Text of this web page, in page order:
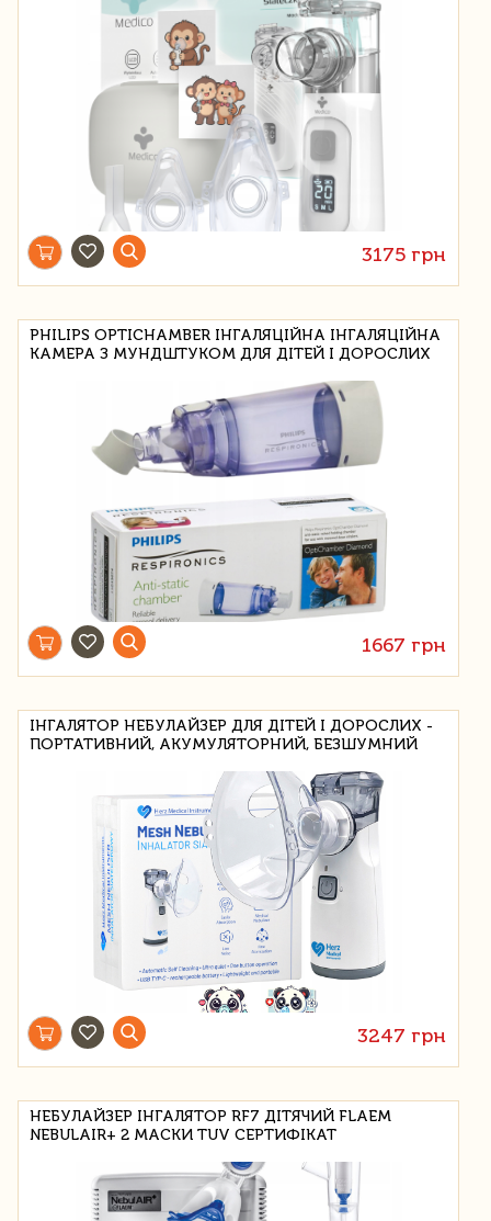
3175 грн
PHILIPS OPTICHAMBER ІНГАЛЯЦІЙНА ІНГАЛЯЦІЙНА
КАМЕРА З МУНДШТУКОМ ДЛЯ ДІТЕЙ І ДОРОСЛИХ
1667 грн
ІНГАЛЯТОР НЕБУЛАЙЗЕР ДЛЯ ДІТЕЙ І ДОРОСЛИХ -
ПОРТАТИВНИЙ, АКУМУЛЯТОРНИЙ, БЕЗШУМНИЙ
3247 грн
НЕБУЛАЙЗЕР ІНГАЛЯТОР RF7 ДІТЯЧИЙ FLAEM
NEBULAIR+ 2 МАСКИ TUV СЕРТИФІКАТ